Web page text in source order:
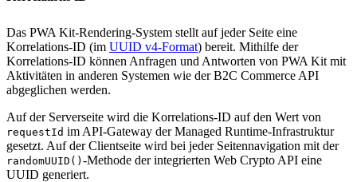
Das PWA Kit-Rendering-System stellt auf jeder Seite eine
Korrelations-ID (im UUID v4-Format) bereit. Mithilfe der
Korrelations-ID können Anfragen und Antworten von PWA Kit mit
Aktivitäten in anderen Systemen wie der B2C Commerce API
abgeglichen werden.
Auf der Serverseite wird die Korrelations-ID auf den Wert von
requestId im API-Gateway der Managed Runtime-Infrastruktur
gesetzt. Auf der Clientseite wird bei jeder Seitennavigation mit der
randomUUID() -Methode der integrierten Web Crypto API eine
UUID generiert.